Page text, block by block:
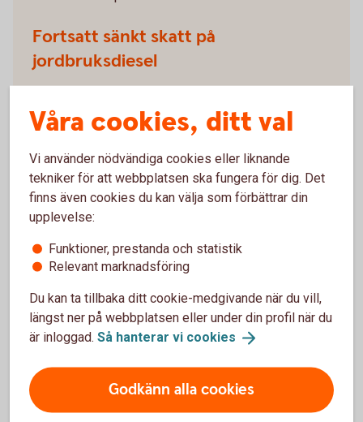
Fortsatt sänkt skatt på
jordbruksdiesel
jordbruksdiesel kan förlängas under hela 2026.
Skattereduktion för gåvor från
juridiska personer till ideella
verksamheter
Juridiska personer föreslås få skattereduktion för
gåvor upp till 800 000 kronor/år till godkända
utdelningsbeskattas hos ägare av företaget.
Nytt prisbasbelopp 2026
Våra cookies, ditt val
Vi använder nödvändiga cookies eller liknande
tekniker för att webbplatsen ska fungera för dig. Det
finns även cookies du kan välja som förbättrar din
upplevelse:
Funktioner, prestanda och statistik
Relevant marknadsföring
Du kan ta tillbaka ditt cookie-medgivande när du vill,
längst ner på webbplatsen eller under din profil när du
är inloggad. Så hanterar vi cookies
Godkänn alla cookies